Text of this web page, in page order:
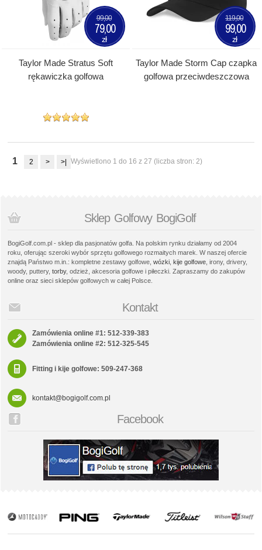
Taylor Made Stratus Soft
rękawiczka golfowa
99,00
79,00
zł
Taylor Made Storm Cap czapka
golfowa przeciwdeszczowa
119,00
99,00
zł
1 2 > >| Wyświetlono 1 do 16 z 27 (liczba stron: 2)
Sklep Golfowy BogiGolf
BogiGolf.com.pl - sklep dla pasjonatów golfa. Na polskim rynku działamy od 2004
roku, oferując szeroki wybór sprzętu golfowego rozmaitych marek. W naszej ofercie
znajdą Państwo m.in.: kompletne zestawy golfowe, wózki kije golfowe , irony, drivery,
woody, puttery, torby, odzież, akcesoria golfowe i piłeczki. Zapraszamy do zakupów
online oraz sieci sklepów golfowych w całej Polsce.
Kontakt
Zamówienia online #1: 512-339-383
Zamówienia online #2: 512-325-545
Fitting i kije golfowe: 509-247-368
kontakt@bogigolf.com.pl
Facebook